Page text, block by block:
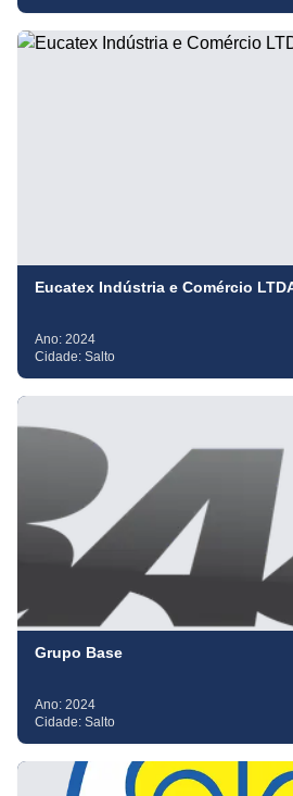
Eucatex Indústria e Comércio
Ano: 2024
Cidade: Salto
Grupo Base
Ano: 2024
Cidade: Salto